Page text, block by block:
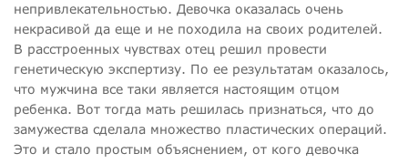
непривлекательностью. Девочка оказалась очень
некрасивой да еще и не походила на своих родителей.
В расстроенных чувствах отец решил провести
генетическую экспертизу. По ее результатам оказалось,
что мужчина все таки является настоящим отцом
ребенка. Вот тогда мать решилась признаться, что до
замужества сделала множество пластических операций.
Это и стало простым объяснением, от кого девочка